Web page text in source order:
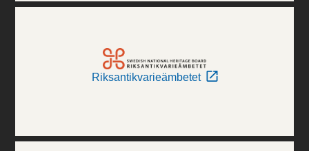
Riksantikvarieämbetet